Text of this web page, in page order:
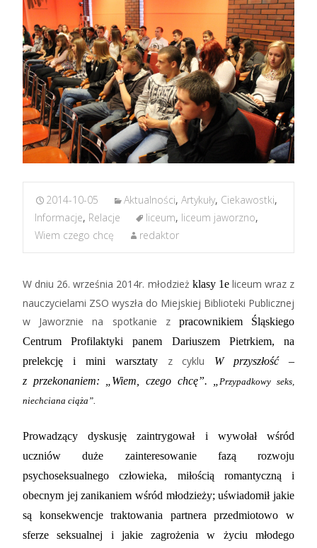
2014-10-05 Aktualności, Artykuły, Ciekawostki,
Informacje, Relacje liceum, liceum jaworzno,
Wiem czego chcę
redaktor
W dniu 26. września 2014r. młodzież klasy 1e liceum wraz z
nauczycielami ZSO wyszła do Miejskiej Biblioteki Publicznej
w Jaworznie na spotkanie z pracownikiem Śląskiego
Centrum Profilaktyki panem Dariuszem Pietrkiem, na
prelekcję i mini warsztaty z cyklu
W przyszłość –
z przekonaniem: „Wiem, czego chcę”. „ Przypadkowy seks,
niechciana ciąża”.
Prowadzący dyskusję zaintrygował i wywołał wśród
uczniów duże zainteresowanie fazą rozwoju
psychoseksualnego człowieka, miłością romantyczną i
obecnym jej zanikaniem wśród młodzieży; uświadomił jakie
są konsekwencje traktowania partnera przedmiotowo w
sferze seksualnej i jakie zagrożenia w życiu młodego